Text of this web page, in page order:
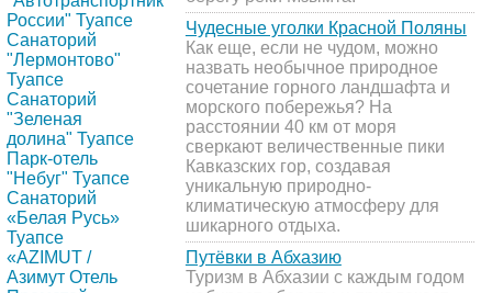
России" Туапсе
Санаторий
"Лермонтово"
Туапсе
Санаторий
"Зеленая
долина" Туапсе
Парк-отель
"Небуг" Туапсе
Санаторий
«Белая Русь»
Туапсе
«AZIMUT /
Азимут Отель
Чудесные уголки Красной Поляны
Как еще, если не чудом, можно
назвать необычное природное
сочетание горного ландшафта и
морского побережья? На
расстоянии 40 км от моря
сверкают величественные пики
Кавказских гор, создавая
уникальную природно-
климатическую атмосферу для
шикарного отдыха.
Путёвки в Абхазию
Туризм в Абхазии с каждым годом